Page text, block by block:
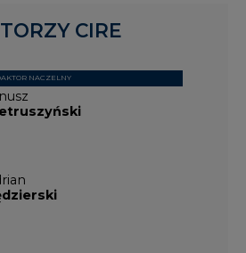
NACZELNY
CIRE